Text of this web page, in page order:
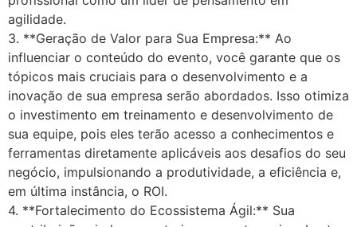
agilidade.
3. **Geração de Valor para Sua Empresa:** Ao
influenciar o conteúdo do evento, você garante que os
tópicos mais cruciais para o desenvolvimento e a
inovação de sua empresa serão abordados. Isso otimiza
o investimento em treinamento e desenvolvimento de
sua equipe, pois eles terão acesso a conhecimentos e
ferramentas diretamente aplicáveis aos desafios do seu
negócio, impulsionando a produtividade, a eficiência e,
em última instância, o ROI.
4. **Fortalecimento do Ecossistema Ágil:** Sua